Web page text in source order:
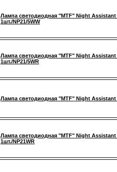
Лампа светодиодная "MTF" Night Assistant
1шт./NP21/5WW
Лампа светодиодная "MTF" Night Assistant
1шт./NP21/5WR
Лампа светодиодная "MTF" Night Assistant
Лампа светодиодная "MTF" Night Assistant
1шт./NP21WR